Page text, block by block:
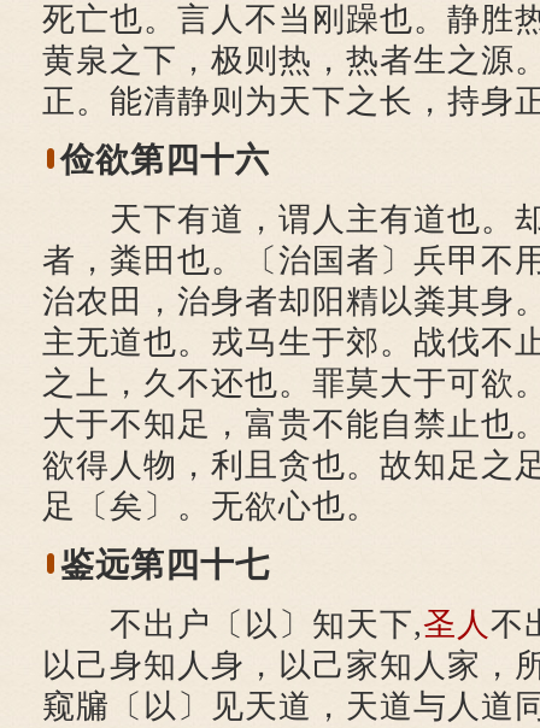
死亡也。言人不当刚躁也。静胜
黄泉之下，极则热，热者生之源
正。能清静则为天下之长，持身
俭欲第四十六
天下有道，谓人主有道也。
者，粪田也。〔治国者〕兵甲不
治农田，治身者却阳精以粪其身
主无道也。戎马生于郊。战伐不
之上，久不还也。罪莫大于可欲
大于不知足，富贵不能自禁止也
欲得人物，利且贪也。故知足之
足〔矣〕。无欲心也。
鉴远第四十七
不出户〔以〕知天下,圣人不
以己身知人身，以己家知人家，
窥牖〔以〕见天道，天道与人道